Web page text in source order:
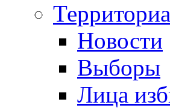
Новости
Выборы
Лица